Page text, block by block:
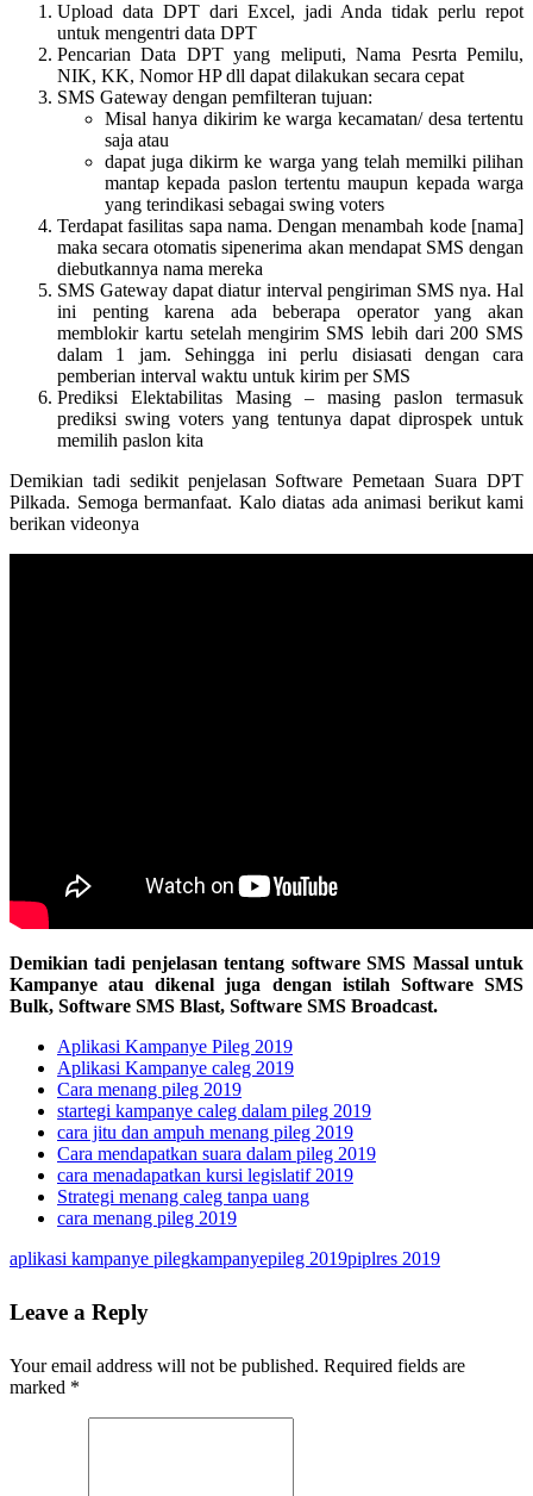
Upload data DPT dari Excel, jadi Anda tidak perlu repot
untuk mengentri data DPT
Pencarian Data DPT yang meliputi, Nama Pesrta Pemilu,
NIK, KK, Nomor HP dll dapat dilakukan secara cepat
SMS Gateway dengan pemfilteran tujuan:
Misal hanya dikirim ke warga kecamatan/ desa tertentu
saja atau
dapat juga dikirm ke warga yang telah memilki pilihan
mantap kepada paslon tertentu maupun kepada warga
yang terindikasi sebagai swing voters
Terdapat fasilitas sapa nama. Dengan menambah kode [nama]
maka secara otomatis sipenerima akan mendapat SMS dengan
diebutkannya nama mereka
SMS Gateway dapat diatur interval pengiriman SMS nya. Hal
ini penting karena ada beberapa operator yang akan
memblokir kartu setelah mengirim SMS lebih dari 200 SMS
dalam 1 jam. Sehingga ini perlu disiasati dengan cara
pemberian interval waktu untuk kirim per SMS
Prediksi Elektabilitas Masing – masing paslon termasuk
prediksi swing voters yang tentunya dapat diprospek untuk
memilih paslon kita
Demikian tadi sedikit penjelasan Software Pemetaan Suara DPT
Pilkada. Semoga bermanfaat. Kalo diatas ada animasi berikut kami
berikan videonya
Demikian tadi penjelasan tentang software SMS Massal untuk
Kampanye atau dikenal juga dengan istilah Software SMS
Bulk, Software SMS Blast, Software SMS Broadcast.
Aplikasi Kampanye Pileg 2019
Aplikasi Kampanye caleg 2019
Cara menang pileg 2019
startegi kampanye caleg dalam pileg 2019
cara jitu dan ampuh menang pileg 2019
Cara mendapatkan suara dalam pileg 2019
cara menadapatkan kursi legislatif 2019
Strategi menang caleg tanpa uang
cara menang pileg 2019
aplikasi kampanye pilegkampanyepileg 2019piplres 2019
Leave a Reply
Your email address will not be published. Required fields are
marked *